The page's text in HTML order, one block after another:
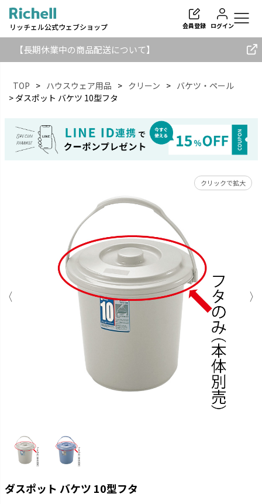
リッチェル公式ウェブショップ 会員登録 ログイン
【長期休業中の商品配送について】
TOP ハウスウェア用品 クリーン
バケツ・ペール
ダスポット バケツ 10型フタ
クリックで拡大
ダスポット バケツ 10型フタ